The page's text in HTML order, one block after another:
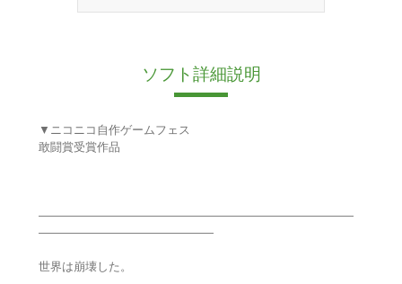
ソフト詳細説明
▼ニコニコ自作ゲームフェス
敢闘賞受賞作品
―――――――――――――――――――――――――――
―――――――――――――――
世界は崩壊した。